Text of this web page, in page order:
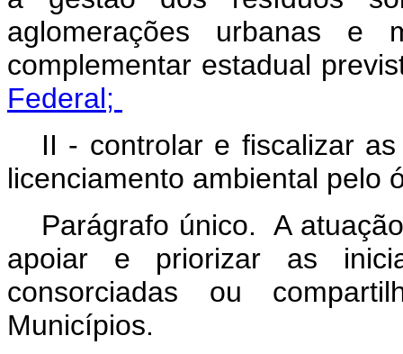
aglomerações urbanas e
complementar estadual
Federal;
II - controlar e fiscalizar
licenciamento ambiental pelo
Parágrafo único. A
apoiar e priorizar as
consorciadas ou
Municípios.